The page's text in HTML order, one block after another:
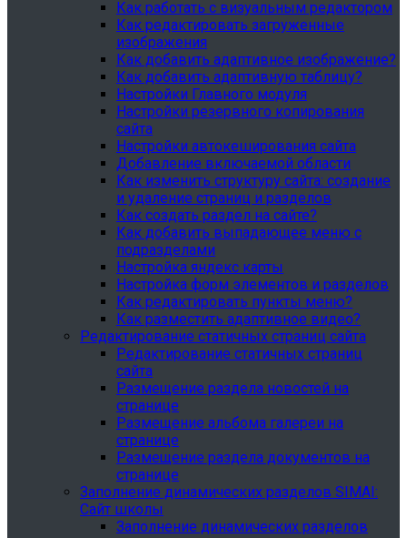
Как работать с визуальным редактором
Как редактировать загруженные
изображения
Как добавить адаптивное изображение?
Как добавить адаптивную таблицу?
Настройки Главного модуля
Настройки резервного копирования
сайта
Настройки автокеширования сайта
Добавление включаемой области
Как изменить структуру сайта: создание
и удаление страниц и разделов
Как создать раздел на сайте?
Как добавить выпадающее меню с
подразделами
Настройка яндекс карты
Настройка форм элементов и разделов
Как редактировать пункты меню?
Как разместить адаптивное видео?
Редактирование статичных страниц сайта
Редактирование статичных страниц
сайта
Размещение раздела новостей на
странице
Размещение альбома галереи на
странице
Размещение раздела документов на
странице
Заполнение динамических разделов SIMAI:
Сайт школы
Заполнение динамических разделов